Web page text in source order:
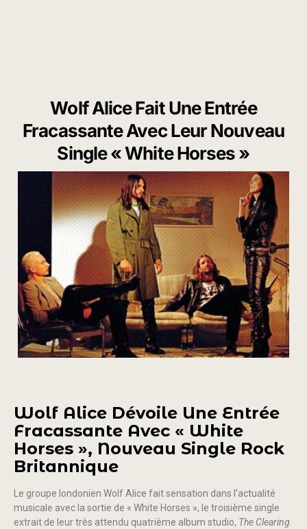
Wolf Alice Fait Une Entrée
Fracassante Avec Leur Nouveau
Single « White Horses »
Wolf Alice Dévoile Une Entrée
Fracassante Avec « White
Horses », Nouveau Single Rock
Britannique
Le groupe londonien Wolf Alice fait sensation dans l’actualité
musicale avec la sortie de « White Horses », le troisième single
extrait de leur très attendu quatrième album studio, The Clearing